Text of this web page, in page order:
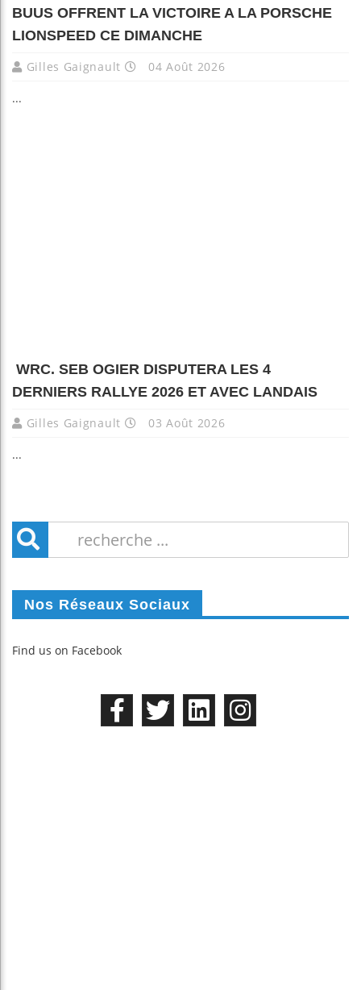
BUUS OFFRENT LA VICTOIRE A LA PORSCHE
LIONSPEED CE DIMANCHE
Gilles Gaignault 04 Août 2026
...
WRC. SEB OGIER DISPUTERA LES 4
DERNIERS RALLYE 2026 ET AVEC LANDAIS
Gilles Gaignault 03 Août 2026
...
Nos Réseaux Sociaux
Find us on Facebook